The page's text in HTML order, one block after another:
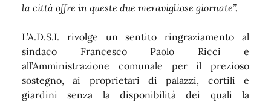
la città offre in queste due meravigliose giornate”.
L’A.D.S.I. rivolge un sentito ringraziamento al
sindaco Francesco Paolo Ricci e
all’Amministrazione comunale per il prezioso
sostegno, ai proprietari di palazzi, cortili e
giardini senza la disponibilità dei quali la